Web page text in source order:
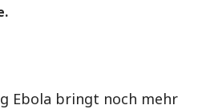
Ebola bringt noch mehr